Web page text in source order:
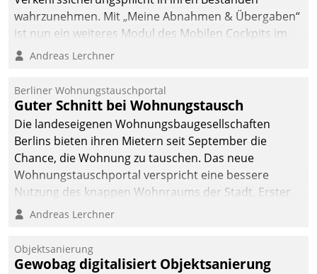
wahrzunehmen. Mit „Meine Abnahmen & Übergaben“
ist nun ein weiteres Modul des Mobilen Cockpits im
Einsatz.
Andreas Lerchner
Berliner Wohnungstauschportal
Guter Schnitt bei Wohnungstausch
Die landeseigenen Wohnungsbaugesellschaften
Berlins bieten ihren Mietern seit September die
Chance, die Wohnung zu tauschen. Das neue
Wohnungstauschportal verspricht eine bessere
Nutzung des knappen Wohnraums der Stadt. Erster
Anwendungsfall für Datatrains Lösung API-Hub mit
Unternehmen.
Andreas Lerchner
Objektsanierung
Gewobag digitalisiert Objektsanierung